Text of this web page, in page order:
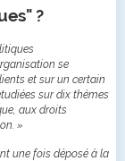
?
se
et sur un certain
sur dix thèmes
aux droits
»
une fois déposé à la